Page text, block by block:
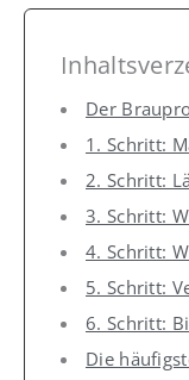
Der
1. Schritt:
2. Schritt:
3. Schritt:
4. Schritt:
5. Schritt:
6. Schritt:
Die